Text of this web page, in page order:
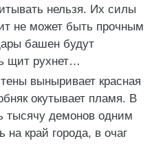
нельзя. Их силы
не может быть прочным
башен будут
щит рухнет…
выныривает красная
окутывает пламя. В
тысячу демонов одним
край города, в очаг